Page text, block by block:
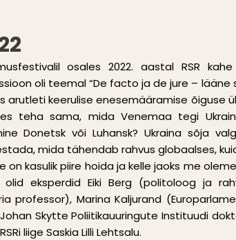
osales 2022. aastal RSR
oli teemal “De facto ja de jure – lääne
arutleti keerulise enesemääramise õiguse
teha sama, mida Venemaa tegi
Donetsk või Luhansk? Ukraina sõja
mida tähendab rahvus globaalses,
on kasulik piire hoida ja kelle jaoks me
olid eksperdid Eiki Berg (politoloog ja
professor), Marina Kaljurand
Skytte Poliitikauuringute Instituudi
liige Saskia Lilli Lehtsalu.